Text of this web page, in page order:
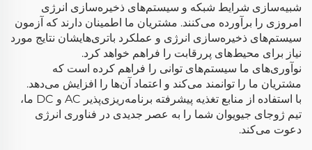
شبیه‌سازی شرایط شبکه و سیستم‌های ذخیره‌سازی انرژی
امروزی را برآورده می‌کنند. مشتریان ما اطمینان دارند که آزمون
سیستم‌های ذخیره‌سازی انرژی و عملکرد باتری‌هایشان نتایج مورد
نیاز برای محیط‌های پررقابت را فراهم خواهد کرد.
نوآوری‌های ما سیستم‌های توانی را فراهم کرده است که
مشتریان ما را توانمند می‌کند و اعتماد آن‌ها را افزایش می‌دهد.
با استفاده از منابع تغذیه پیشرفته برنامه‌ریزی‌پذیر AC و DC ما،
تیم ژوجای جیویوان شما را به عصر جدیدی در فناوری انرژی
دعوت می‌کند.